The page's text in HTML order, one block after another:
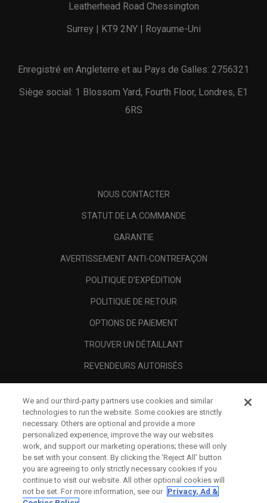
Leatherhead Road Chessington
Surrey | KT9 2NY | Royaume-Uni
Enregistré en Angleterre et au Pays de Galles: 2756321
Siège social: 1 Blossom Yard, Fourth Floor, Londres, E1
6RS
NOUS CONTACTER
STATUT DE LA COMMANDE
GARANTIE
AVERTISSEMENT ANTI-CONTREFAÇON
POLITIQUE D'EXPÉDITION
POLITIQUE DE RETOUR
OPTIONS DE PAIEMENT
TROUVER UN DÉTAILLANT
REVENDEURS AUTORISÉS
A PROPOS
MENTIONS LÉGALES
We and our third-party partners use cookies and similar
technologies to run the website. Some cookies are strictly
necessary. Others are optional and provide a more
personalized experience, improve the way our websites
work, and support our marketing operations; these will only
be set with your consent. By clicking the ‘Reject All' button
you are agreeing to only strictly necessary cookies if you
continue to visit our website. All other optional cookies will
not be set. For more information, see our Privacy, Ad &